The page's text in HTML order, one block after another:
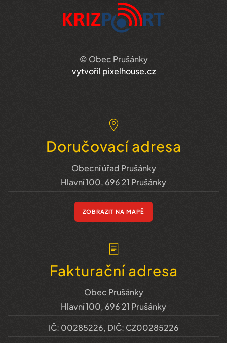
© Obec Prušánky
vytvořil pixelhouse.cz
Doručovací adresa
Obecní úřad Prušánky
Hlavní 100, 696 21 Prušánky
ZOBRAZIT NA MAPĚ
Fakturační adresa
Obec Prušánky
Hlavní 100, 696 21 Prušánky
IČ: 00285226, DIČ: CZ00285226